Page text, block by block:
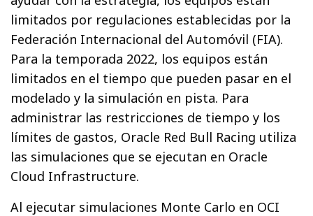
limitados por regulaciones establecidas por la
Federación Internacional del Automóvil (FIA).
Para la temporada 2022, los equipos están
limitados en el tiempo que pueden pasar en el
modelado y la simulación en pista. Para
administrar las restricciones de tiempo y los
límites de gastos, Oracle Red Bull Racing utiliza
las simulaciones que se ejecutan en Oracle
Cloud Infrastructure.
Al ejecutar simulaciones Monte Carlo en OCI